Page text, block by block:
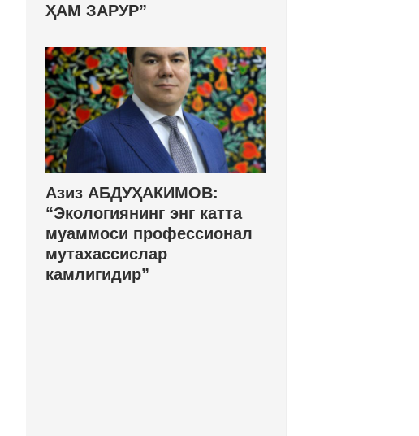
ҲАМ ЗАРУР”
Азиз АБДУҲАКИМОВ:
“Экологиянинг энг катта
муаммоси профессионал
мутахассислар
камлигидир”